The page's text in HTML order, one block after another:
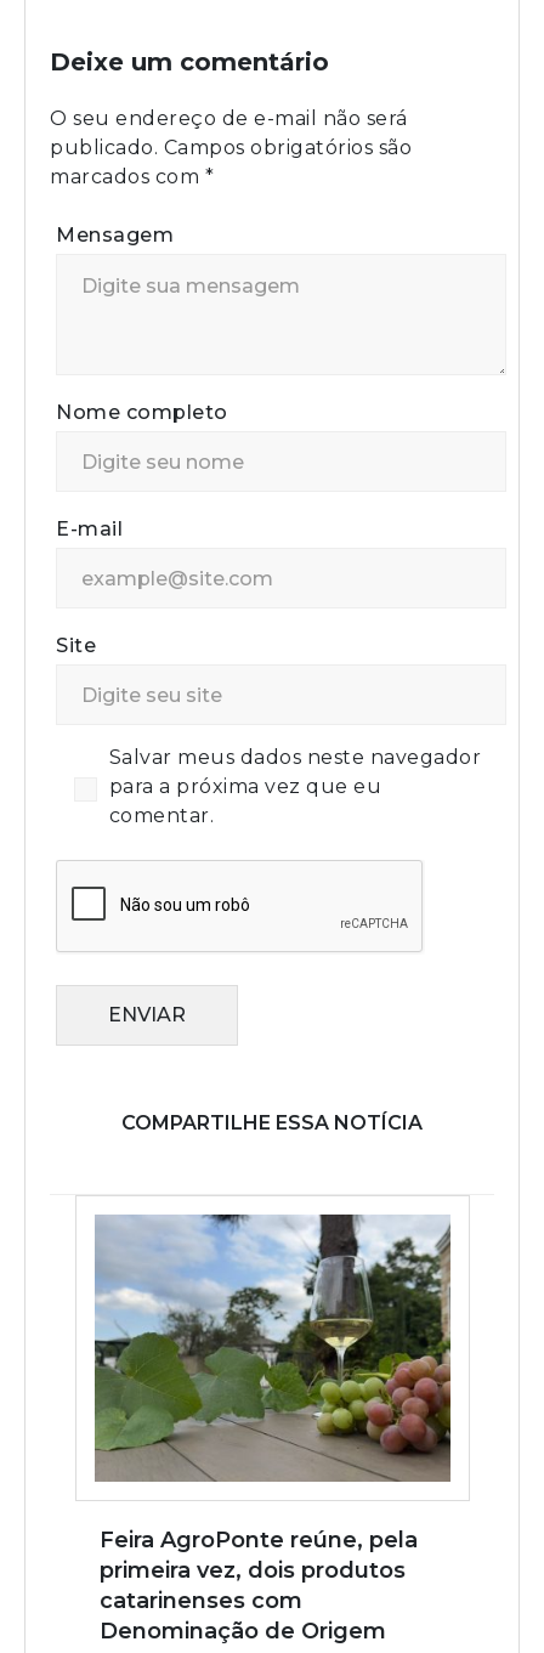
Deixe um comentário
O seu endereço de e-mail não será
publicado. Campos obrigatórios são
marcados com *
Mensagem
Nome completo
E-mail
Site
Salvar meus dados neste navegador
para a próxima vez que eu
comentar.
ENVIAR
COMPARTILHE ESSA NOTÍCIA
Feira AgroPonte reúne, pela
primeira vez, dois produtos
catarinenses com
Denominação de Origem